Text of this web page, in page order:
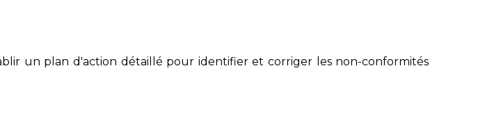
un plan d'action détaillé pour identifier et corriger les non-conformités